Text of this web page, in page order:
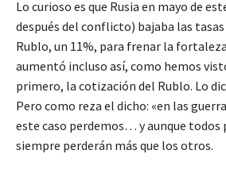
Lo curioso es que Rusia en mayo de
después del conflicto) bajaba las
Rublo, un 11%, para frenar la
aumentó incluso así, como hemos
primero, la cotización del Rublo. Lo
Pero como reza el dicho: «en las
este caso perdemos… y aunque todos
siempre perderán más que los otros.